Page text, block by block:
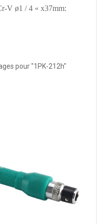
V ø1 / 4 « x37mm: